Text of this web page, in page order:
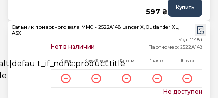
597 ₴ Купить
Сальник приводного вала MMC - 2522A148 Lancer X, Outlander XL,
ASX
Нет в наличии
Код: 11484
Партномер: 2522A148
Киев Киев 3 часа Днепр 1 день В пути
Не доступен